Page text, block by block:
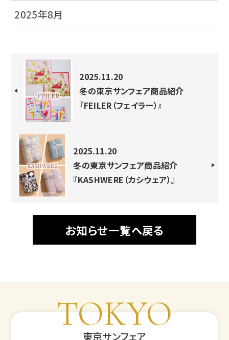
2025年8月
2025.11.20
冬の東京サンフェア商品紹介
『FEILER（フェイラー）』
2025.11.20
冬の東京サンフェア商品紹介
『KASHWERE（カシウェア）』
お知らせ一覧へ戻る
TOKYO
東京サンフェア